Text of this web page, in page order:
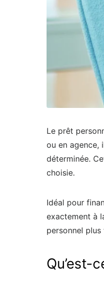
Le prêt
ou en agence,
déterminée.
choisie.
Idéal pour
exactement à
personnel
Qu’est-